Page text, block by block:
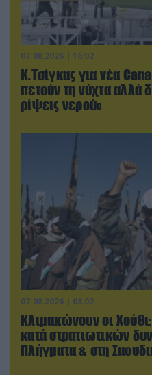
07.08.2026 | 16:02
Κ.Τσίγκας για νέα
πετούν τη νύχτα αλλά
ρίψεις νερού»
07.08.2026 | 08:02
Κλιμακώνουν οι
κατά στρατιωτικών
Πλήγματα & στη